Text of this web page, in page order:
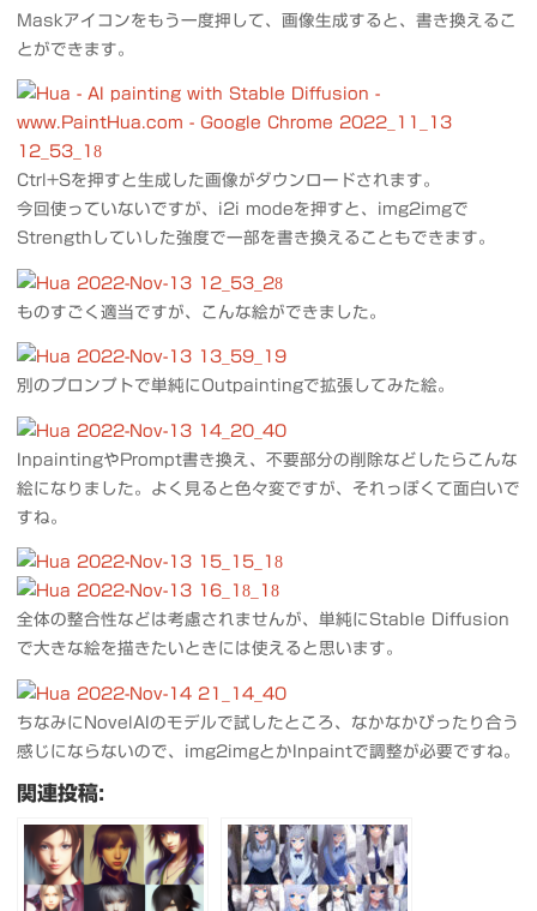
Maskアイコンをもう一度押して、画像生成すると、書き換えるこ
とができます。
Ctrl+Sを押すと生成した画像がダウンロードされます。
今回使っていないですが、i2i modeを押すと、img2imgで
Strengthしていした強度で一部を書き換えることもできます。
ものすごく適当ですが、こんな絵ができました。
別のプロンプトで単純にOutpaintingで拡張してみた絵。
InpaintingやPrompt書き換え、不要部分の削除などしたらこんな
絵になりました。よく見ると色々変ですが、それっぽくて面白いで
すね。
全体の整合性などは考慮されませんが、単純にStable Diffusion
で大きな絵を描きたいときには使えると思います。
ちなみにNovelAIのモデルで試したところ、なかなかぴったり合う
感じにならないので、img2imgとかInpaintで調整が必要ですね。
関連投稿: